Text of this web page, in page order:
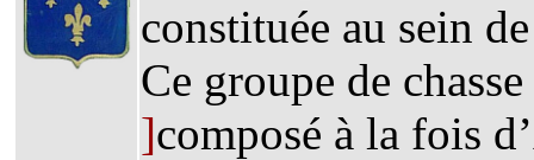
constituée au sein
Ce groupe de
]composé à la fois